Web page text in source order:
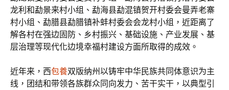
龙利和勐景来村小组、勐海县勐混镇贺开村委会曼弄老寨
村小组、勐腊县勐腊镇补蚌村委会会龙村小组，近距离了
解各村在强边固防、乡村振兴、基础设施、产业发展、基
层治理等现代化边境幸福村建设方面所取得的成效。
近年来，西包養双版纳州以铸牢中华民族共同体意识为主
线，团结和带领各族群众同向发力、苦干实干，以典型引